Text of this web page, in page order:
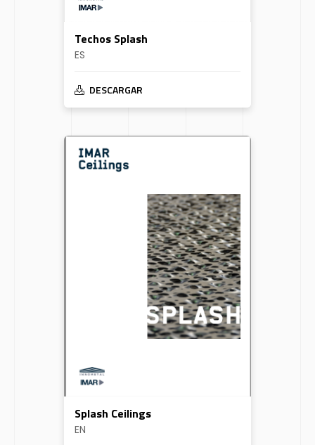
Techos Splash
ES
DESCARGAR
Splash Ceilings
EN